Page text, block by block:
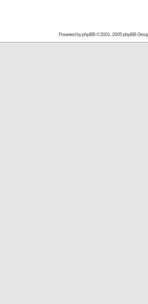
Powered byphpBB© 2001, 2005 phpBB